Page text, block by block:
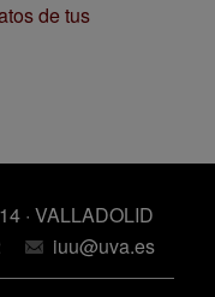
de tus
· VALLADOLID
iuu@uva.es